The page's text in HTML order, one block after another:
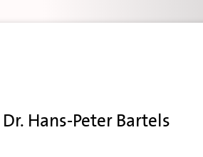
Dr. Hans-Peter Bartels